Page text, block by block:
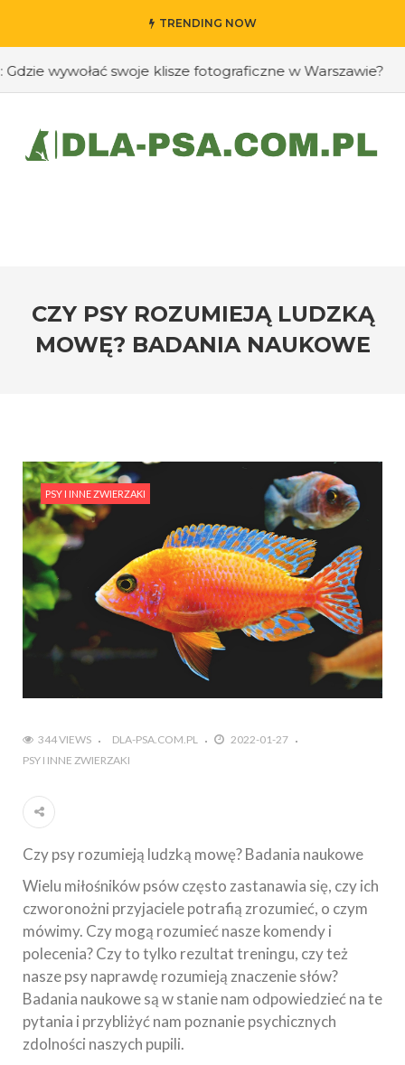
TRENDING NOW
wywołać swoje klisze fotograficzne w Warszawie?
CZY PSY ROZUMIEJĄ LUDZKĄ
MOWĘ? BADANIA NAUKOWE
PSY I INNE ZWIERZAKI
344 VIEWS DLA-PSA.COM.PL
2022-01-27
PSY I INNE ZWIERZAKI
Czy psy rozumieją ludzką mowę? Badania naukowe
Wielu miłośników psów często zastanawia się, czy ich
czworonożni przyjaciele potrafią zrozumieć, o czym
mówimy. Czy mogą rozumieć nasze komendy i
polecenia? Czy to tylko rezultat treningu, czy też
nasze psy naprawdę rozumieją znaczenie słów?
Badania naukowe są w stanie nam odpowiedzieć na te
pytania i przybliżyć nam poznanie psychicznych
zdolności naszych pupili.